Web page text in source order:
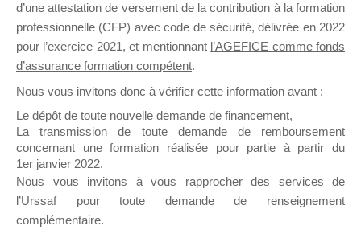
Ce groupe est destiné aux Organismes de
Formation qui souhaitent répondre à l’Appel à
Propositions Mallette du Dirigeant.
sur lequel il est possible de laisser un message
ou poser une question.
NB : Il est nécessaire d’êtreinscrit(e)pour
pouvoir rejoindre ce groupe
d’une attestation de versement de la contribution à la formation
professionnelle (CFP) avec code de sécurité, délivrée en 2022
pour l’exercice 2021, et mentionnant l’AGEFICE comme fonds
d’assurance formation compétent.
Nous vous invitons donc à vérifier cette information avant :
Le dépôt de toute nouvelle demande de financement,
La transmission de toute demande de remboursement
concernant une formation réalisée pour partie à partir du
1er janvier 2022.
Nous vous invitons à vous rapprocher des services de
l’Urssaf pour toute demande de renseignement
complémentaire.